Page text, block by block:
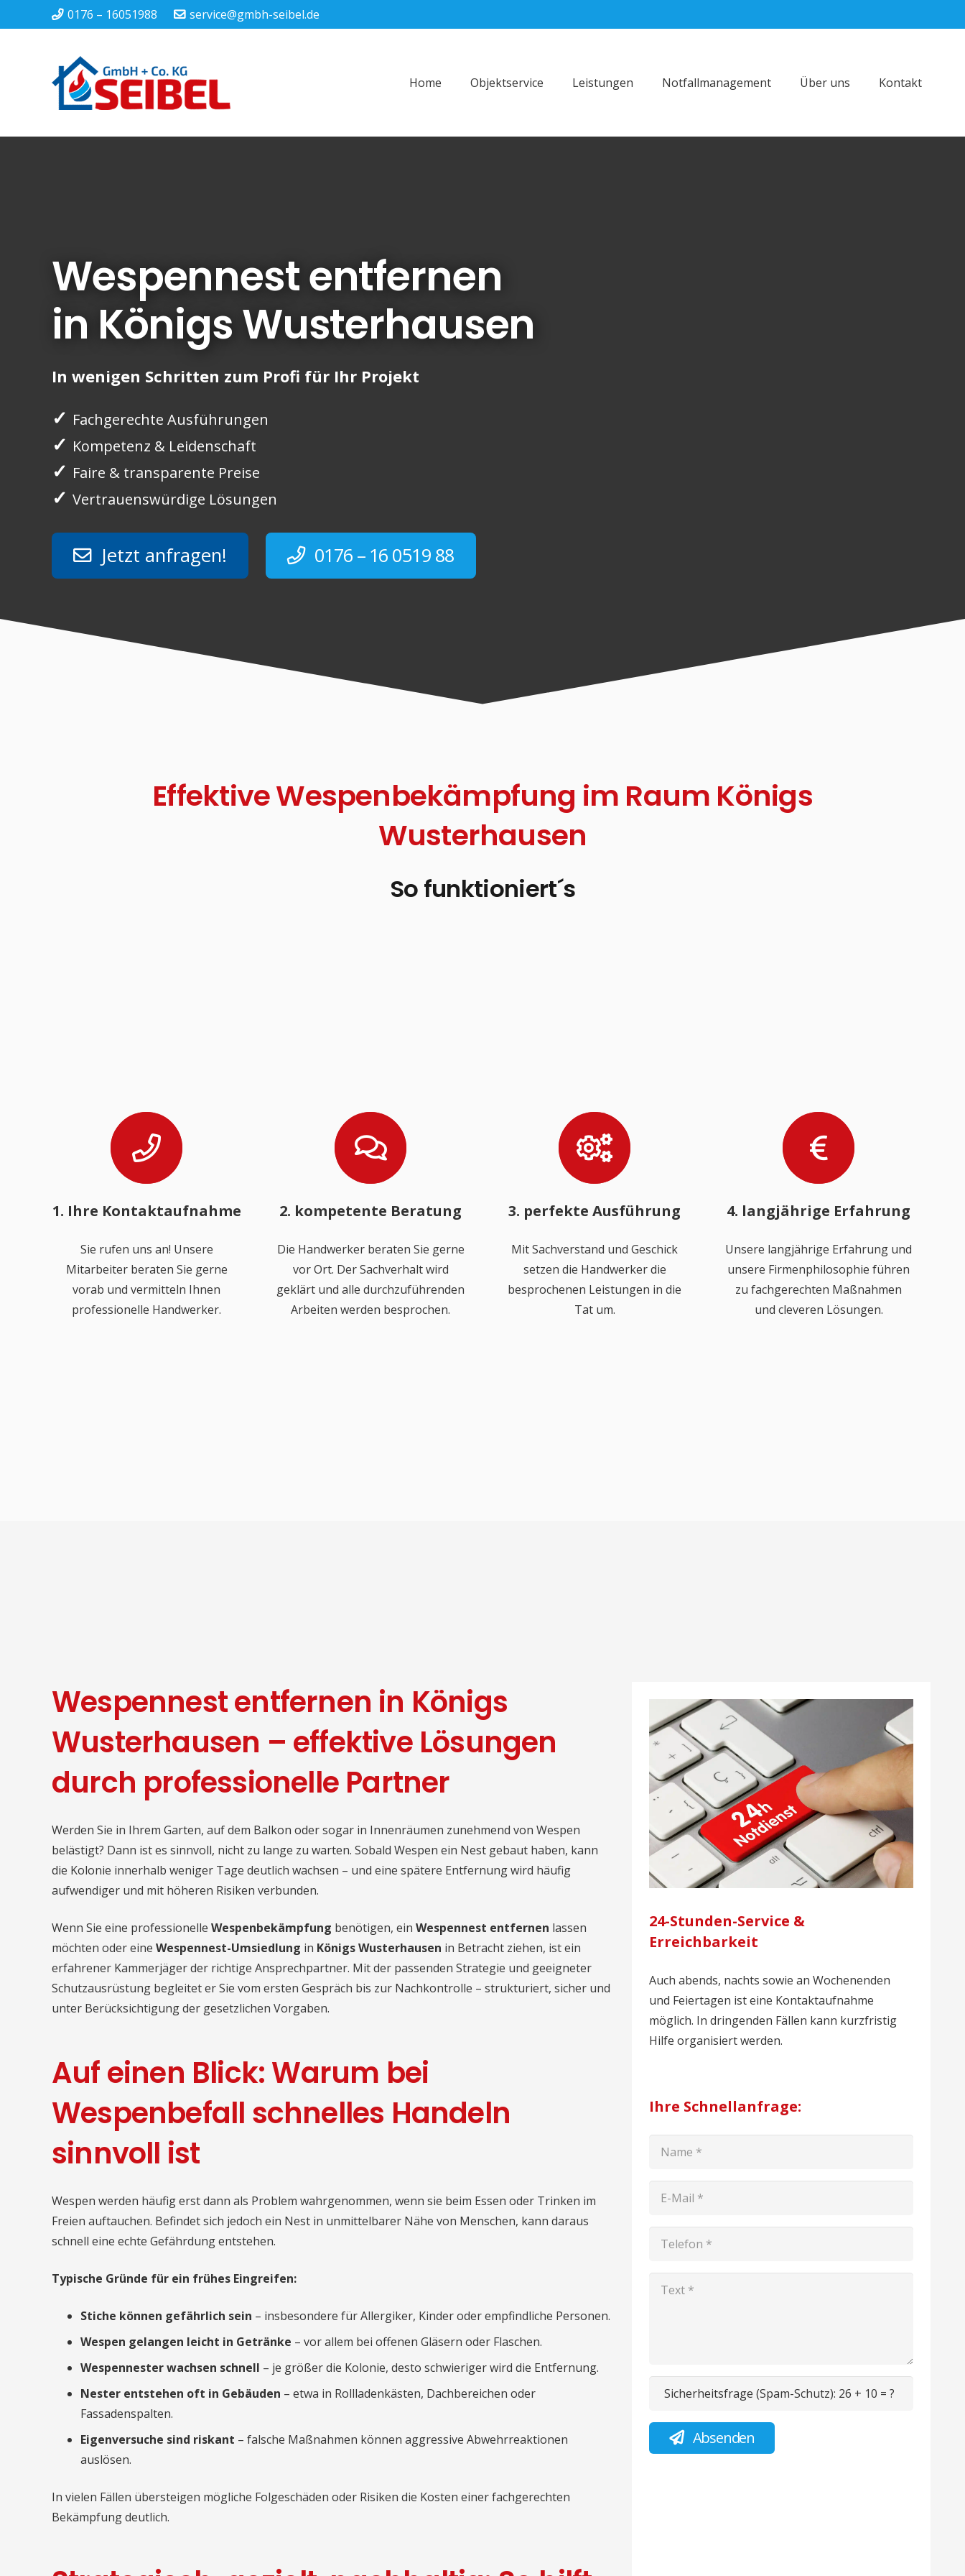
0176 – 16051988 service@gmbh-seibel.de
Home Objektservice Leistungen Notfallmanagement Über uns Kontakt
Wespennest entfernen
in Königs Wusterhausen
In wenigen Schritten zum Profi für Ihr Projekt
✓ Fachgerechte Ausführungen
✓ Kompetenz & Leidenschaft
✓ Faire & transparente Preise
✓ Vertrauenswürdige Lösungen
Jetzt anfragen! 0176 – 16 0519 88
Effektive Wespenbekämpfung im Raum Königs
Wusterhausen
So funktioniert´s
1. Ihre Kontaktaufnahme
Sie rufen uns an! Unsere
Mitarbeiter beraten Sie gerne
vorab und vermitteln Ihnen
professionelle Handwerker.
2. kompetente Beratung
Die Handwerker beraten Sie gerne
vor Ort. Der Sachverhalt wird
geklärt und alle durchzuführenden
Arbeiten werden besprochen.
3. perfekte Ausführung
Mit Sachverstand und Geschick
setzen die Handwerker die
besprochenen Leistungen in die
Tat um.
4. langjährige Erfahrung
Unsere langjährige Erfahrung und
unsere Firmenphilosophie führen
zu fachgerechten Maßnahmen
und cleveren Lösungen.
Wespennest entfernen in Königs
Wusterhausen – effektive Lösungen
durch professionelle Partner
Werden Sie in Ihrem Garten, auf dem Balkon oder sogar in Innenräumen zunehmend von Wespen
belästigt? Dann ist es sinnvoll, nicht zu lange zu warten. Sobald Wespen ein Nest gebaut haben, kann
die Kolonie innerhalb weniger Tage deutlich wachsen – und eine spätere Entfernung wird häufig
aufwendiger und mit höheren Risiken verbunden.
Wenn Sie eine professionelle Wespenbekämpfung benötigen, ein Wespennest entfernen lassen
möchten oder eine Wespennest-Umsiedlung in Königs Wusterhausen in Betracht ziehen, ist ein
erfahrener Kammerjäger der richtige Ansprechpartner. Mit der passenden Strategie und geeigneter
Schutzausrüstung begleitet er Sie vom ersten Gespräch bis zur Nachkontrolle – strukturiert, sicher und
unter Berücksichtigung der gesetzlichen Vorgaben.
Auf einen Blick: Warum bei
Wespenbefall schnelles Handeln
sinnvoll ist
Wespen werden häufig erst dann als Problem wahrgenommen, wenn sie beim Essen oder Trinken im
Freien auftauchen. Befindet sich jedoch ein Nest in unmittelbarer Nähe von Menschen, kann daraus
schnell eine echte Gefährdung entstehen.
Typische Gründe für ein frühes Eingreifen:
Stiche können gefährlich sein – insbesondere für Allergiker, Kinder oder empfindliche Personen.
Wespen gelangen leicht in Getränke – vor allem bei offenen Gläsern oder Flaschen.
Wespennester wachsen schnell – je größer die Kolonie, desto schwieriger wird die Entfernung.
Nester entstehen oft in Gebäuden – etwa in Rollladenkästen, Dachbereichen oder
Fassadenspalten.
Eigenversuche sind riskant – falsche Maßnahmen können aggressive Abwehrreaktionen
auslösen.
In vielen Fällen übersteigen mögliche Folgeschäden oder Risiken die Kosten einer fachgerechten
Bekämpfung deutlich.
24-Stunden-Service &
Erreichbarkeit
Auch abends, nachts sowie an Wochenenden
und Feiertagen ist eine Kontaktaufnahme
möglich. In dringenden Fällen kann kurzfristig
Hilfe organisiert werden.
Ihre Schnellanfrage:
Sicherheitsfrage (Spam-Schutz): 26 + 10 = ?
Absenden